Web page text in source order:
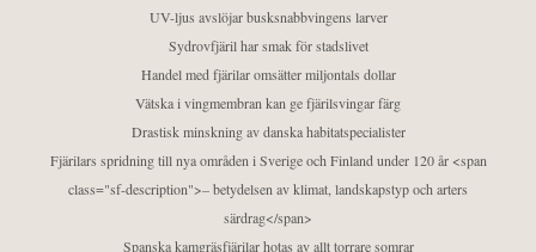
UV-ljus avslöjar busksnabbvingens larver
Sydrovfjäril har smak för stadslivet
Handel med fjärilar omsätter miljontals dollar
Vätska i vingmembran kan ge fjärilsvingar färg
Drastisk minskning av danska habitatspecialister
Fjärilars spridning till nya områden i Sverige och Finland under 120 år <span
class="sf-description">– betydelsen av klimat, landskapstyp och arters
särdrag</span>
Spanska kamgräsfjärilar hotas av allt torrare somrar